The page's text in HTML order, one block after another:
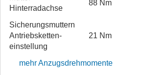
Hinterradachse
88 Nm
Sicherungs­muttern
Antriebsketten­
einstellung
21 Nm
mehr Anzugsdrehmomente